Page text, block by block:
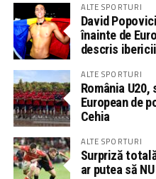
ALTE SPORTURI
David
înainte de
descris ibericii
ALTE SPORTURI
România
European de
Cehia
ALTE SPORTURI
Surpriză
ar putea să